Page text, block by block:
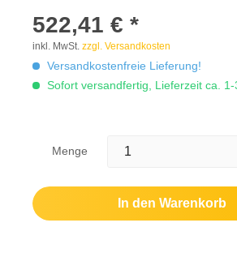
522,41 € *
inkl. MwSt. zzgl. Versandkosten
Versandkostenfreie Lieferung!
Sofort versandfertig, Lieferzeit ca.
Menge
In den Warenkorb